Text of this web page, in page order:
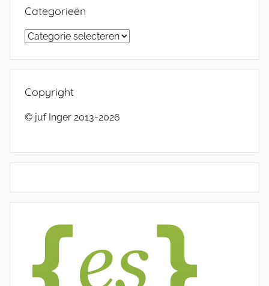
Categorieën
Categorieën
Copyright
© juf Inger 2013-2026